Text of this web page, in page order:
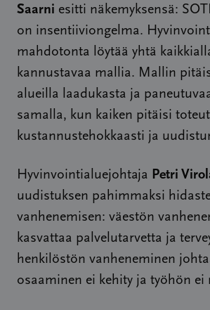
Saarni esitti näkemyksensä:
on insentiiviongelma.
mahdotonta löytää yhtä
kannustavaa mallia. Mallin
alueilla laadukasta ja
samalla, kun kaiken pitäisi
kustannustehokkaasti ja
Hyvinvointialuejohtaja Petri
uudistuksen pahimmaksi
vanhenemisen: väestön
kasvattaa palvelutarvetta ja
henkilöstön vanheneminen
osaaminen ei kehity ja työhön ei